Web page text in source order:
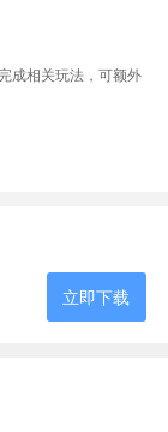
成相关玩法，可额外
立即下载